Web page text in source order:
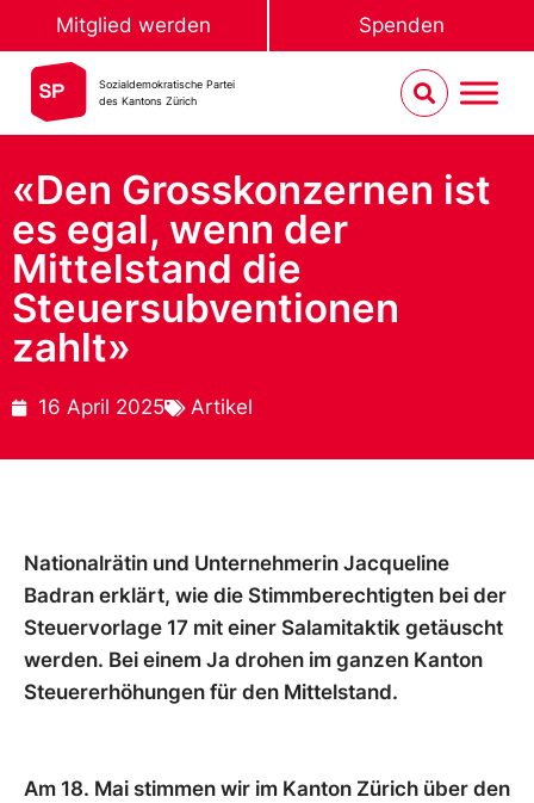
Mitglied werden Spenden
Sozialdemokratische Partei
des Kantons Zürich
«Den Grosskonzernen ist
es egal, wenn der
Mittelstand die
Steuersubventionen
zahlt»
16 April 2025 Artikel
Nationalrätin und Unternehmerin Jacqueline
Badran erklärt, wie die Stimmberechtigten bei der
Steuervorlage 17 mit einer Salamitaktik getäuscht
werden. Bei einem Ja drohen im ganzen Kanton
Steuererhöhungen für den Mittelstand.
Am 18. Mai stimmen wir im Kanton Zürich über den